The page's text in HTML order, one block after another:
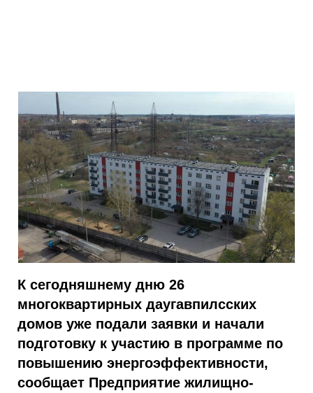
К сегодняшнему дню 26
многоквартирных даугавпилсских
домов уже подали заявки и начали
подготовку к участию в программе по
повышению энергоэффективности,
сообщает Предприятие жилищно-